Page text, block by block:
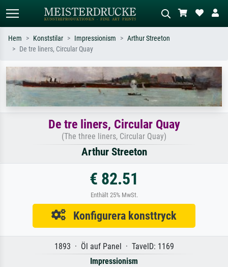
Sök efter konstnär, titel eller stil –
t.ex. Monet, Stjärnenatt,
impressionism, Hokusai-våg, naken.
Beskriv scenen – t.ex. grön äng,
abstrakt med mycket rött, mörk
oljemålning, stående naken bredvid ett
Hem Konststilar Impressionism
Arthur Streeton
De tre liners, Circular Quay
De tre liners, Circular Quay
(The three liners, Circular Quay)
Arthur Streeton
€ 82.51
Enthält 25% MwSt.
Konfigurera konsttryck
1893 · Öl auf Panel · TavelD: 1169
Impressionism